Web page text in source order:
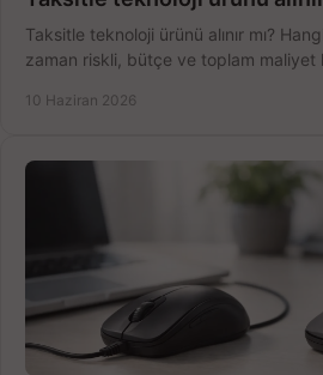
Taksitle teknoloji ürünü alınır mı?
zaman riskli, bütçe ve toplam maliyet
10 Haziran 2026